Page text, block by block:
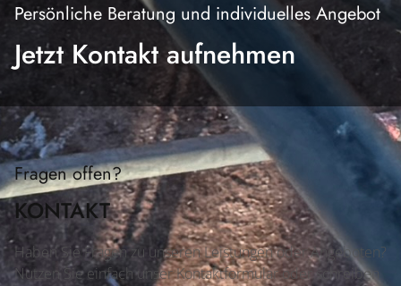
Persönliche Beratung und individuelles Angebot
Jetzt Kontakt aufnehmen
Fragen offen?
KONTAKT
Haben Sie Fragen zu unseren Leistungen oder Angeboten?
Nutzen Sie einfach unser Kontaktformular oder schreiben